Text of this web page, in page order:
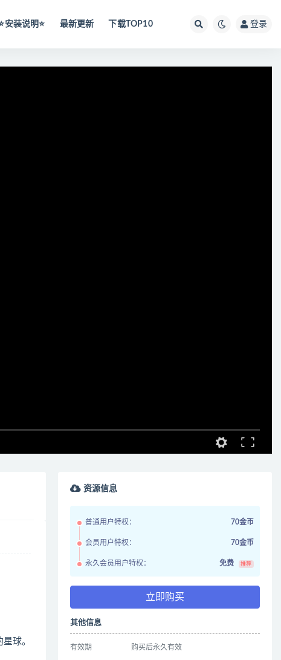
安装说明⭐️ 最新更新 下载TOP10 登录
球。
资源信息
普通用户特权： 70金币
会员用户特权： 70金币
永久会员用户特权： 免费 推荐
立即购买
其他信息
有效期 购买后永久有效